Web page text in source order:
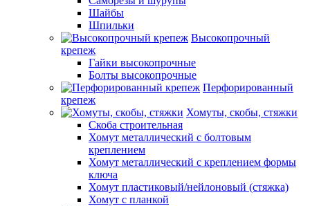
Шайбы
Шпильки
Высокопрочный
крепеж
Гайки высокопрочные
Болты высокопрочные
Перфорированный
крепеж
Хомуты, скобы, стяжки
Скоба строительная
Хомут металлический с болтовым
креплением
Хомут металлический с креплением формы
ключа
Хомут пластиковый/нейлоновый (стяжка)
Хомут с планкой